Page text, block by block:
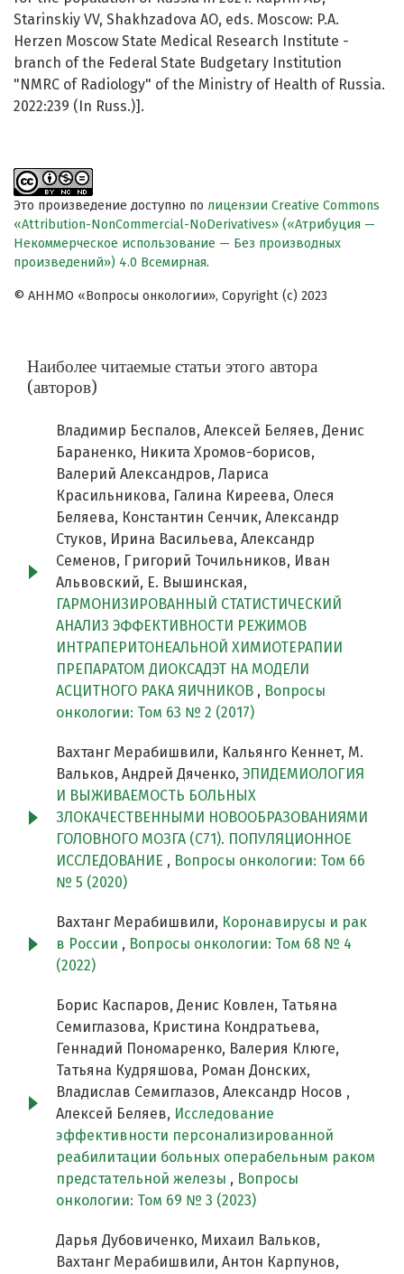
Starinskiy VV, Shakhzadova AO, eds. Moscow: P.A.
Herzen Moscow State Medical Research Institute -
branch of the Federal State Budgetary Institution
"NMRC of Radiology" of the Ministry of Health of Russia.
2022:239 (In Russ.)].
Это произведение доступно по лицензии Creative Commons
«Attribution-NonCommercial-NoDerivatives» («Атрибуция —
Некоммерческое использование — Без производных
произведений») 4.0 Всемирная.
© АННМО «Вопросы онкологии», Copyright (c) 2023
Наиболее читаемые статьи этого автора
(авторов)
Владимир Беспалов, Алексей Беляев, Денис
Бараненко, Никита Хромов-борисов,
Валерий Александров, Лариса
Красильникова, Галина Киреева, Олеся
Беляева, Константин Сенчик, Александр
Стуков, Ирина Васильева, Александр
Семенов, Григорий Точильников, Иван
Альвовский, Е. Вышинская,
ГАРМОНИЗИРОВАННЫЙ СТАТИСТИЧЕСКИЙ
АНАЛИЗ ЭФФЕКТИВНОСТИ РЕЖИМОВ
ИНТРАПЕРИТОНЕАЛЬНОЙ ХИМИОТЕРАПИИ
ПРЕПАРАТОМ ДИОКСАДЭТ НА МОДЕЛИ
АСЦИТНОГО РАКА ЯИЧНИКОВ , Вопросы
онкологии: Том 63 № 2 (2017)
Вахтанг Мерабишвили, Кальянго Кеннет, М.
Вальков, Андрей Дяченко, ЭПИДЕМИОЛОГИЯ
И ВЫЖИВАЕМОСТЬ БОЛЬНЫХ
ЗЛОКАЧЕСТВЕННЫМИ НОВООБРАЗОВАНИЯМИ
ГОЛОВНОГО МОЗГА (С71). ПОПУЛЯЦИОННОЕ
ИССЛЕДОВАНИЕ , Вопросы онкологии: Том 66
№ 5 (2020)
Вахтанг Мерабишвили, Коронавирусы и рак
в России , Вопросы онкологии: Том 68 № 4
(2022)
Борис Каспаров, Денис Ковлен, Татьяна
Семиглазова, Кристина Кондратьева,
Геннадий Пономаренко, Валерия Клюге,
Татьяна Кудряшова, Роман Донских,
Владислав Семиглазов, Александр Носов ,
Алексей Беляев, Исследование
эффективности персонализированной
реабилитации больных операбельным раком
предстательной железы , Вопросы
онкологии: Том 69 № 3 (2023)
Дарья Дубовиченко, Михаил Вальков,
Вахтанг Мерабишвили, Антон Карпунов,